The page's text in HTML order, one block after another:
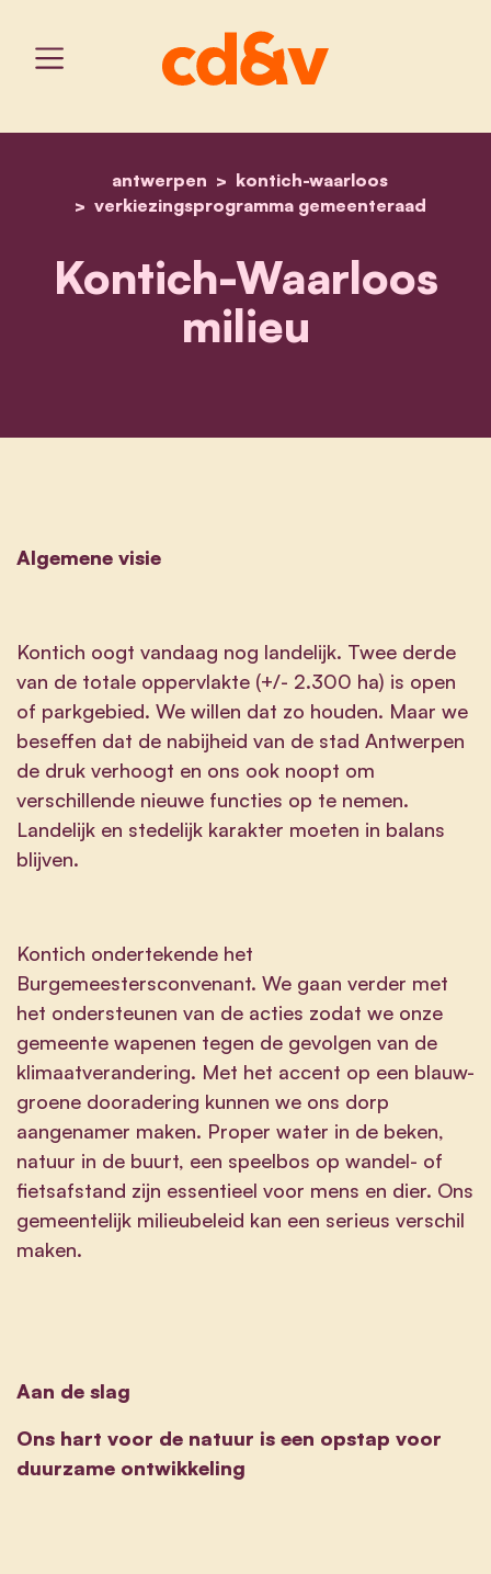
home
antwerpen
kontich-waarloos
verkiezingsprogramma gemeenteraad
kontich-waarloos milieu
Kontich-Waarloos
milieu
Algemene visie
Kontich oogt vandaag nog landelijk. Twee derde
van de totale oppervlakte (+/- 2.300 ha) is open
of parkgebied. We willen dat zo houden. Maar we
beseffen dat de nabijheid van de stad Antwerpen
de druk verhoogt en ons ook noopt om
verschillende nieuwe functies op te nemen.
Landelijk en stedelijk karakter moeten in balans
blijven.
Kontich ondertekende het
Burgemeestersconvenant. We gaan verder met
het ondersteunen van de acties zodat we onze
gemeente wapenen tegen de gevolgen van de
klimaatverandering. Met het accent op een blauw-
groene dooradering kunnen we ons dorp
aangenamer maken. Proper water in de beken,
natuur in de buurt, een speelbos op wandel- of
fietsafstand zijn essentieel voor mens en dier. Ons
gemeentelijk milieubeleid kan een serieus verschil
maken.
Aan de slag
Ons hart voor de natuur is een opstap voor
duurzame ontwikkeling